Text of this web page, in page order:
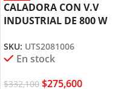
CALADORA CON V.V
INDUSTRIAL DE 800 W
SKU: UTS2081006
En stock
$332,100 $275,600